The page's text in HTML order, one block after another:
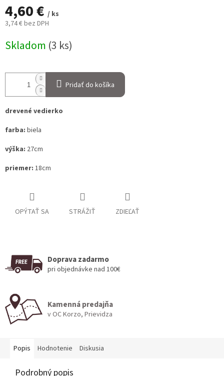
4,60 € / ks
3,74 € bez DPH
cena:
Skladom (3 ks)
Pridať do košíka
drevené vedierko
farba: biela
výška: 27cm
priemer: 18cm
OPÝTAŤ SA STRÁŽIŤ ZDIEĽAŤ
Doprava zadarmo
pri objednávke nad 100€
Kamenná predajňa
v OC Korzo, Prievidza
Popis Hodnotenie Diskusia
Podrobný popis